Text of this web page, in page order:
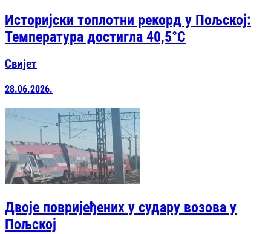
Историјски топлотни рекорд у Пољској:
Температура достигла 40,5°C
Свијет
28.06.2026.
Двоје повријеђених у судару возова у
Пољској